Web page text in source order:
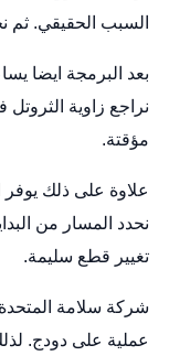
السبب الحقيقي. ثم
بعد البرمجة ايضا
نراجع زاوية
مؤقتة.
علاوة على ذلك
نحدد المسار من
تغيير قطع سليمة.
شركة سلامة
عملية على دودج.